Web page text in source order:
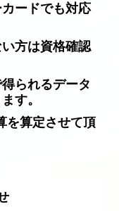
ードでも対応
方は資格確認
られるデータ
す。
を算定させて頂